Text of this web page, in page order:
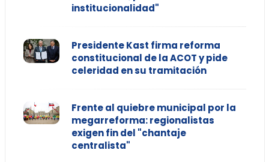
institucionalidad"
Presidente Kast firma reforma
constitucional de la ACOT y pide
celeridad en su tramitación
Frente al quiebre municipal por la
megarreforma: regionalistas
exigen fin del "chantaje
centralista"